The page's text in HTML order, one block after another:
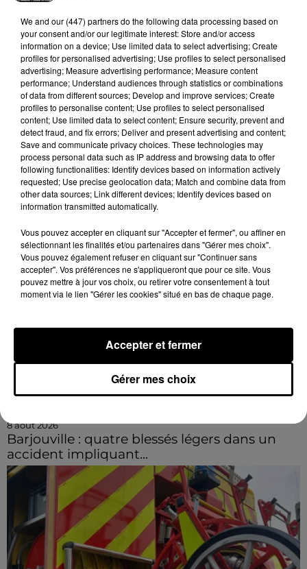
ORIA
Soiree Mondaine
ADIEU BARBARA
Desarmee
INFO LOCALE Voir plus
8 août 2026
Barjouville : quatre blessés légers dans un
accident impliquant...
We and our (447) partnersdo the following data processing based on
your consent and/or our legitimate interest: Store and/or access
information on a device; Use limited data to select advertising; Create
profiles for personalised advertising; Use profiles to select personalised
advertising; Measure advertising performance; Measure content
performance; Understand audiences through statistics or combinations
of data from different sources; Develop and improve services; Create
profiles to personalise content; Use profiles to select personalised
content; Use limited data to select content; Ensure security, prevent and
detect fraud, and fix errors; Deliver and present advertising and content;
Save and communicate privacy choices. These technologies may
process personal data such as IP address and browsing data to offer
following functionalities: Identify devices based on information actively
requested; Use precise geolocation data; Match and combine data from
other data sources; Link different devices; Identify devices based on
information transmitted automatically.
Vous pouvez accepter en cliquant sur "Accepter et fermer", ou affiner en
sélectionnant les finalités et/ou partenaires dans "Gérer mes choix".
Vous pouvez également refuser en cliquant sur "Continuer sans
accepter". Vos préférences ne s'appliqueront que pour ce site. Vous
pouvez mettre à jour vos choix, ou retirer votre consentement à tout
moment via le lien "Gérer les cookies" situé en bas de chaque page.
Gérer mes choix
Accepter et fermer